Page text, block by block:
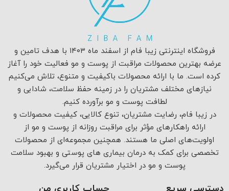
فروشگاه اینترنتی زیبا فام از اسفند ماه ۱۴۰۳ با هدف تامین و
عرضه بهترین محصولات مراقبت از پوست و مو فعالیت خود را آغاز
کرده است. ما با ارائه محصولات باکیفیت و متنوع، تلاش می‌کنیم
نیازهای مختلف مشتریان را در زمینه حفظ سلامت، شادابی و
لطافت پوست و مو برآورده کنیم.
در زیبا فام، رضایت مشتریان، تنوع کالایی، کیفیت محصولات و
ارائه راهکارهای مؤثر برای مراقبت روزانه از پوست و مو از
اولویت‌های اصلی ما هستند. همچنین مجموعه‌ای از محصولات
تخصصی برای کمک به درمان بیماری های پوستی و بهبود سلامت
پوست و مو در اختیار مشتریان قرار می‌گیرد.